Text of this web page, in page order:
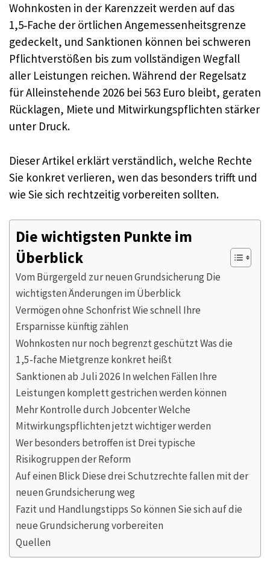
Wohnkosten in der Karenzzeit werden auf das
1,5‑Fache der örtlichen Angemessenheitsgrenze
gedeckelt, und Sanktionen können bei schweren
Pflichtverstößen bis zum vollständigen Wegfall
aller Leistungen reichen. Während der Regelsatz
für Alleinstehende 2026 bei 563 Euro bleibt, geraten
Rücklagen, Miete und Mitwirkungspflichten stärker
unter Druck.
Dieser Artikel erklärt verständlich, welche Rechte
Sie konkret verlieren, wen das besonders trifft und
wie Sie sich rechtzeitig vorbereiten sollten.
Die wichtigsten Punkte im
Überblick
Vom Bürgergeld zur neuen Grundsicherung Die
wichtigsten Änderungen im Überblick
Vermögen ohne Schonfrist Wie schnell Ihre
Ersparnisse künftig zählen
Wohnkosten nur noch begrenzt geschützt Was die
1,5‑fache Mietgrenze konkret heißt
Sanktionen ab Juli 2026 In welchen Fällen Ihre
Leistungen komplett gestrichen werden können
Mehr Kontrolle durch Jobcenter Welche
Mitwirkungspflichten jetzt wichtiger werden
Wer besonders betroffen ist Drei typische
Risikogruppen der Reform
Auf einen Blick Diese drei Schutzrechte fallen mit der
neuen Grundsicherung weg
Fazit und Handlungstipps So können Sie sich auf die
neue Grundsicherung vorbereiten
Quellen